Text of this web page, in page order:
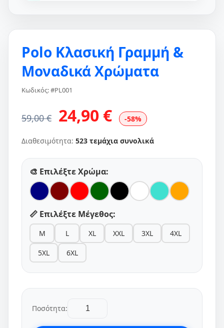
Polo Κλασική Γραμμή &
Μοναδικά Χρώματα
Κωδικός: #PL001
59,00 € 24,90 € -58%
Διαθεσιμότητα: 523 τεμάχια συνολικά
🎨 Επιλέξτε Χρώμα:
📏 Επιλέξτε Μέγεθος:
M L XL XXL 3XL 4XL
5XL 6XL
Ποσότητα: